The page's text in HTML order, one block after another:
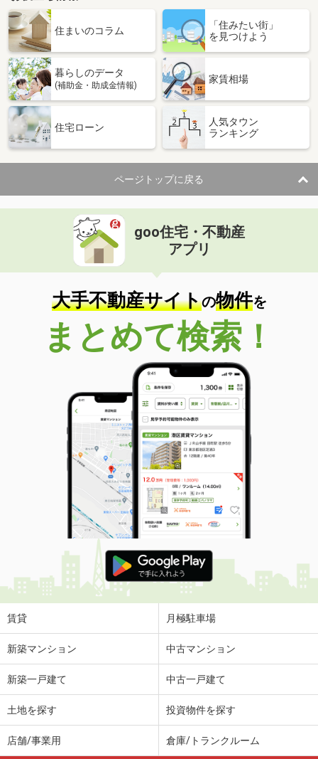
価 格
5.45万円
福井県福井市東森田４
専有面積 49.86m²
間取り
福井県福井市みのり４
住 所
福井県福井市みのり４
専有面積 33.4m²
間取り
1LDK
福井県福井市江端町
価 格
住 所
福井県福井市江端町
専有面積 23.18m²
間取り
1K
福井県福井市文京７
価 格
3.50万円
福井県福井市文京７
22.93m²
間取り
1K
福井県福井市江守中２
価 格
7.20万円
住 所
福井県福井市江守中２
専有面積 41.81m²
間取り
1LDK
福井県福井市江守中２
価 格
7.40万円
住 所
福井県福井市江守中２
専有面積
福井県福井市江守中２
7.40万円
福井県福井市文京４
住まいのコラム
「住みたい街」
を見つけよう
暮らしのデータ
(補助金・助成金情報)
家賃相場
住宅ローン
人気タウン
ランキング
ページトップに戻る
goo住宅・不動産
アプリ
大手不動産サイトの物件を
まとめて検索！
賃貸 月極駐車場
新築マンション 中古マンション
新築一戸建て 中古一戸建て
土地を探す 投資物件を探す
店舗/事業用 倉庫/トランクルーム